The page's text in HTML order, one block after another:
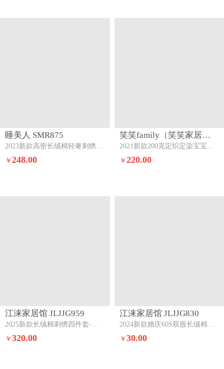
睡美人 SMR875
2023新款高密长绒棉轻奢刺绣婚庆四件套龙飞凤舞-新妍玉
￥248.00
笑笑family（笑笑家居） XXFAMILYXXJJ806
2021新款200克定织定染宝宝绒婚庆刺绣四件套金鳞跃中国红
￥ 220.00
江涞家居馆 JLJJG959
2025新款长绒棉刺绣四件套-繁花纳喜繁花纳喜-高级红
￥320.00
江涞家居馆 JLJJG830
2024新款婚庆60S双股长绒棉绣花七件套臻爱
￥ 30.00